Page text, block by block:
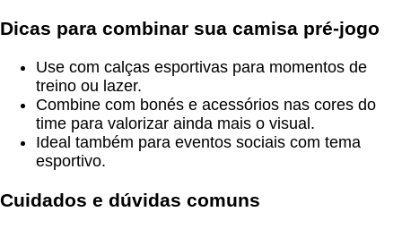
Dicas para combinar sua camisa pré-jogo
Use com calças esportivas para momentos de
treino ou lazer.
Combine com bonés e acessórios nas cores do
time para valorizar ainda mais o visual.
Ideal também para eventos sociais com tema
esportivo.
Cuidados e dúvidas comuns